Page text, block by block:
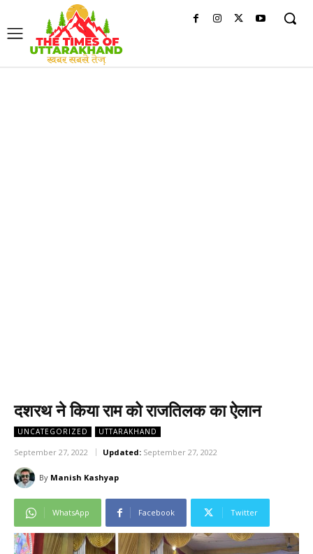
दशरथ ने किया राम को राजतिलक का ऐलान
UNCATEGORIZED UTTARAKHAND
September 27, 2022 Updated: September 27, 2022
By Manish Kashyap
WhatsApp Facebook Twitter